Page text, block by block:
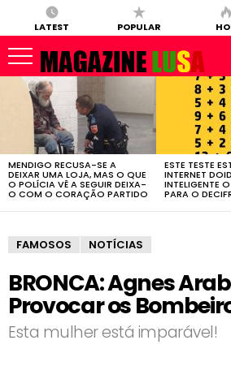
LATEST POPULAR
LATEST
STORIES
MENDIGO RECUSA-SE A
DEIXAR UMA LOJA, MAS O QUE
O POLÍCIA VÊ A SEGUIR DEIXA-
O COM O CORAÇÃO PARTIDO
ESTE TESTE
INTERNET
INTELIGENTE
PARA O
FAMOSOS NOTÍCIAS
BRONCA: Agnes
Provocar os
Esta mulher está imparável!